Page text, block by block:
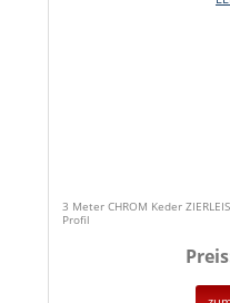
3 Meter CHROM Keder
Profil